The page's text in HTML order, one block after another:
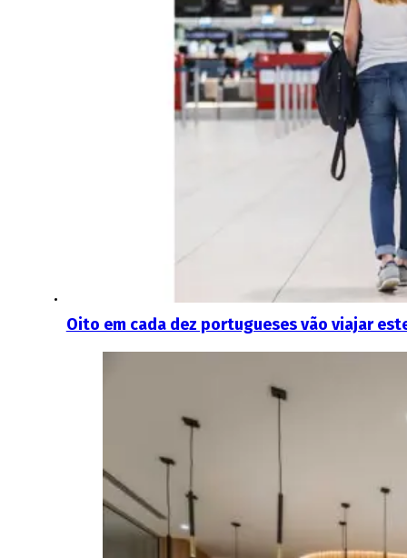
Oito em cada dez portugueses vão viajar